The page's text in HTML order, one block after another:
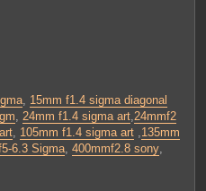
, 15mm f1.4 sigma diagonal
, 24mm f1.4 sigma art,24mmf2
, 105mm f1.4 sigma art ,135mm
6.3 Sigma, 400mmf2.8 sony,